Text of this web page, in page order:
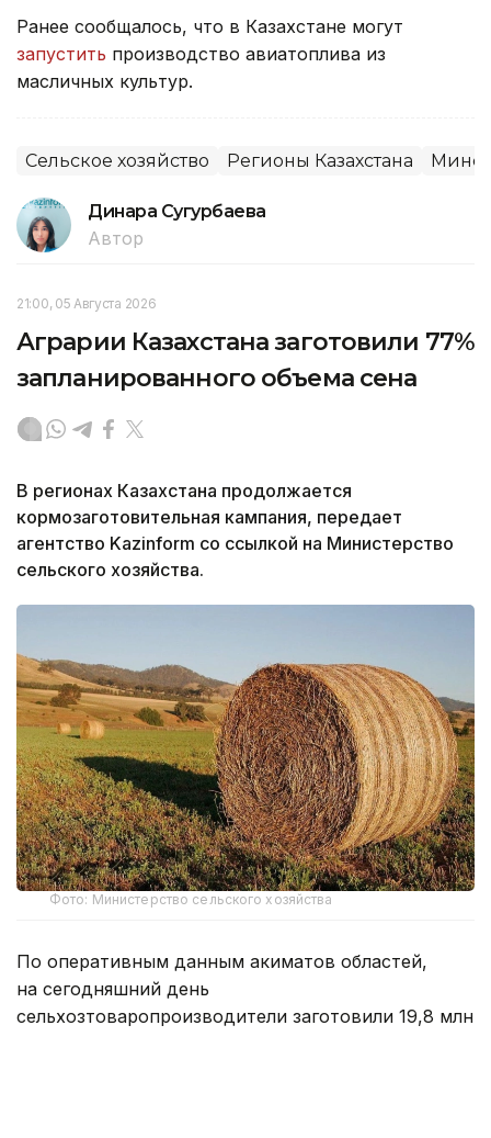
Ранее сообщалось, что в Казахстане могут
запустить производство авиатоплива из
масличных культур.
Сельское хозяйство Регионы Казахстана
Динара Сугурбаева
Автор
21:00, 05 Августа 2026
Аграрии Казахстана заготовили 77%
запланированного объема сена
В регионах Казахстана продолжается
кормозаготовительная кампания, передает
агентство Kazinform со ссылкой на Министерство
сельского хозяйства.
Фото: Министерство сельского хозяйства
По оперативным данным акиматов областей,
на сегодняшний день
сельхозтоваропроизводители заготовили 19,8 млн